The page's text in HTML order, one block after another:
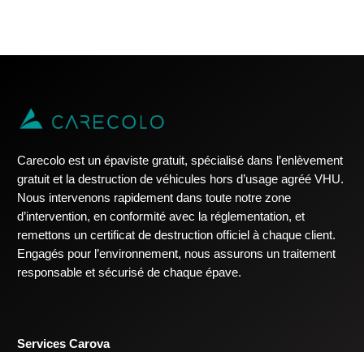
Carecolo est un épaviste gratuit, spécialisé dans l’enlèvement
gratuit et la destruction de véhicules hors d’usage agréé VHU.
Nous intervenons rapidement dans toute notre zone
d’intervention, en conformité avec la réglementation, et
remettons un certificat de destruction officiel à chaque client.
Engagés pour l’environnement, nous assurons un traitement
responsable et sécurisé de chaque épave.
Services Carova